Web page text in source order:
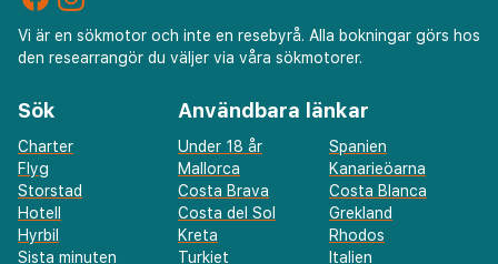
Vi är en sökmotor och inte en resebyrå. Alla bokningar görs hos
den researrangör du väljer via våra sökmotorer.
Sök
Charter
Flyg
Storstad
Hotell
Hyrbil
Sista minuten
Användbara länkar
Under 18 år
Spanien
Mallorca
Kanarieöarna
Costa Brava
Costa Blanca
Costa del Sol
Grekland
Kreta
Rhodos
Turkiet
Italien